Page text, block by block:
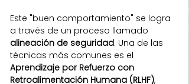
Este "buen comportamiento" se logra
a través de un proceso llamado
alineación de seguridad. Una de las
técnicas más comunes es el
Aprendizaje por Refuerzo con
Retroalimentación Humana (RLHF),